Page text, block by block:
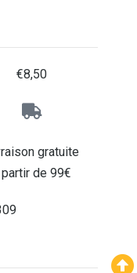
€8,50
gratuite
de 99€